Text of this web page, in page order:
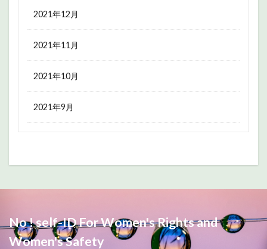
2021年12月
2021年11月
2021年10月
2021年9月
No ! self-ID For Women's Rights and
Women's Safety